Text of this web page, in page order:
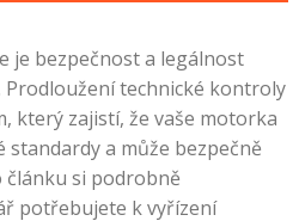
je bezpečnost a legálnost
Prodloužení technické kontroly
který zajistí, že vaše motorka
a může bezpečně
článku si podrobně
potřebujete k vyřízení